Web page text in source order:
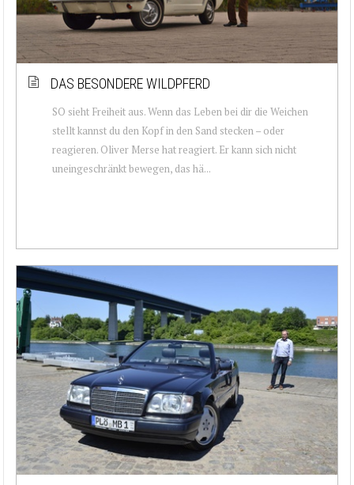
DAS BESONDERE WILDPFERD
SO sieht Freiheit aus. Wenn das Leben bei dir die Weichen
stellt kannst du den Kopf in den Sand stecken – oder
reagieren. Oliver Merse hat reagiert. Er kann sich nicht
uneingeschränkt bewegen, das hä...